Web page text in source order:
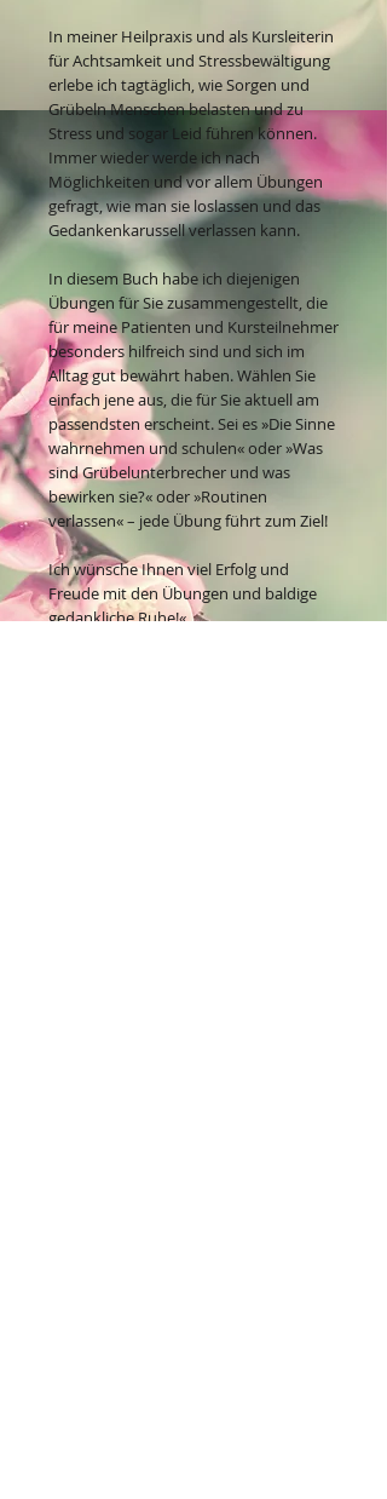
In meiner Heilpraxis und als Kursleiterin
für Achtsamkeit und Stressbewältigung
erlebe ich tagtäglich, wie Sorgen und
Grübeln Menschen belasten und zu
Stress und sogar Leid führen können.
Immer wieder werde ich nach
Möglichkeiten und vor allem Übungen
gefragt, wie man sie loslassen und das
Gedankenkarussell verlassen kann.
In diesem Buch habe ich diejenigen
Übungen für Sie zusammengestellt, die
für meine Patienten und Kursteilnehmer
besonders hilfreich sind und sich im
Alltag gut bewährt haben. Wählen Sie
einfach jene aus, die für Sie aktuell am
passendsten erscheint. Sei es »Die Sinne
wahrnehmen und schulen« oder »Was
sind Grübelunterbrecher und was
bewirken sie?« oder »Routinen
verlassen« – jede Übung führt zum Ziel!
Ich wünsche Ihnen viel Erfolg und
Freude mit den Übungen und baldige
gedankliche Ruhe!«